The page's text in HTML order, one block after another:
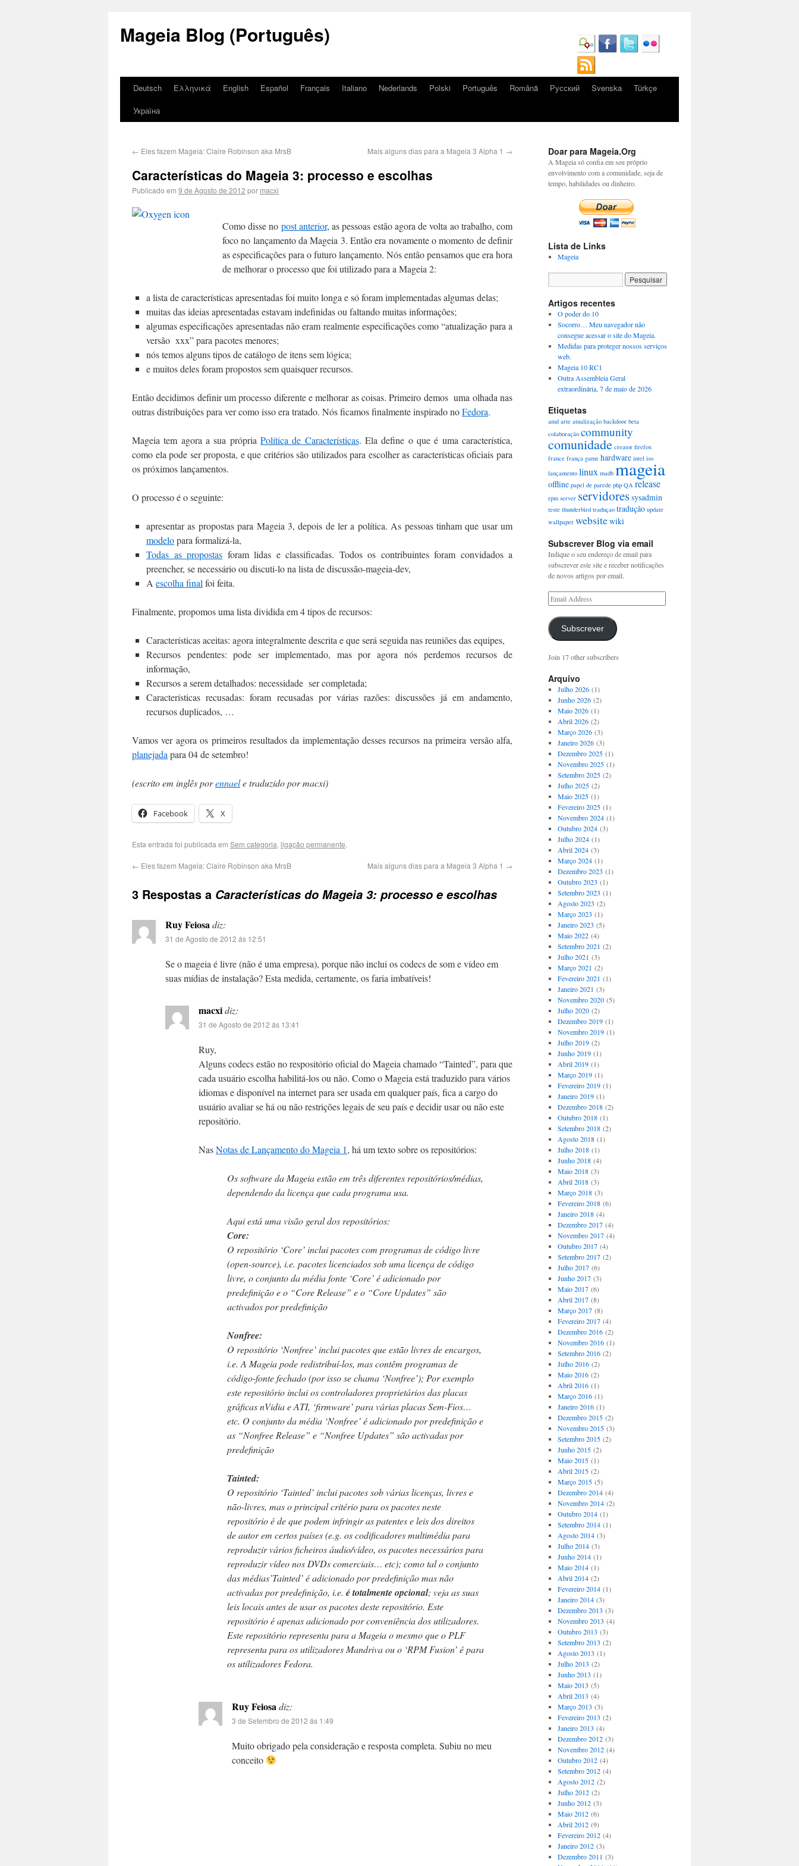
Mageia Blog (Português)
Deutsch Ελληνικά English Español Français Italiano Nederlands Polski Português Română Русский Svenska
Türkçe
Україна
← Eles fazem Mageia: Claire Robinson aka MrsB Mais alguns dias para a Mageia 3 Alpha 1 →
Características do Mageia 3: processo e escolhas
Publicado em 9 de Agosto de 2012 por macxi
Como disse no post anterior, as pessoas estão agora de volta ao trabalho, com
foco no lançamento da Mageia 3. Então era novamente o momento de definir
as especificações para o futuro lançamento. Nós então pensamos que era hora
de melhorar o processo que foi utilizado para a Mageia 2:
a lista de características apresentadas foi muito longa e só foram implementadas algumas delas;
muitas das ideias apresentadas estavam indefinidas ou faltando muitas informações;
algumas especificações apresentadas não eram realmente especificações como “atualização para a
versão xxx” para pacotes menores;
nós temos alguns tipos de catálogo de itens sem lógica;
e muitos deles foram propostos sem quaisquer recursos.
Então decidimos definir um processo diferente e melhorar as coisas. Primeiro demos uma olhada nas
outras distribuições para ver como isso era tratado. Nós ficamos finalmente inspirado noFedora.
Mageia tem agora a sua própria Política de Características. Ela define o que é uma característica,
como ela pode ser proposta, e que critérios são utilizados para escolher as características oficiais para
os próximos lançamentos.
O processo é o seguinte:
apresentar as propostas para Mageia 3, depois de ler a política. As pessoas tinham que usar um
modelopara formalizá-la,
Todas as propostas foram lidas e classificadas. Todos os contribuintes foram convidados a
preencher, se necessário ou discuti-lo na lista de discussão-mageia-dev,
A escolha final foi feita.
Finalmente, propomos uma lista dividida em 4 tipos de recursos:
Características aceitas: agora integralmente descrita e que será seguida nas reuniões das equipes,
Recursos pendentes: pode ser implementado, mas por agora nós perdemos recursos de
informação,
Recursos a serem detalhados: necessidade ser completada;
Características recusadas: foram recusadas por várias razões: discussões já em andamento,
recursos duplicados, …
Vamos ver agora os primeiros resultados da implementação desses recursos na primeira versão alfa,
planejada para 04 de setembro!
(escrito em inglês porennaele traduzido por macxi)
Facebook X
Esta entrada foi publicada em Sem categoria. ligação permanente.
← Eles fazem Mageia: Claire Robinson aka MrsB Mais alguns dias para a Mageia 3 Alpha 1 →
3 Respostas a Características do Mageia 3: processo e escolhas
Ruy Feiosadiz:
31 de Agosto de 2012 ás 12:51
Se o mageia é livre (não é uma empresa), porque não inclui os codecs de som e vídeo em
suas mídias de instalação? Esta medida, certamente, os faria imbatíveis!
macxidiz:
31 de Agosto de 2012 ás 13:41
Ruy,
Alguns codecs estão no respositório oficial do Mageia chamado “Tainted”, para que
cada usuário escolha habilitá-los ou não. Como o Mageia está traduzido para vários
idiomas e disponível na internet para ser usada em qualquer país, fica a cargo do
usuário avaliar se há ou não restrições legais de seu país e decidir usar ou não este
repositório.
NasNotas de Lançamento do Mageia 1, há um texto sobre os repositórios:
Os software da Mageia estão em três diferentes repositórios/médias,
dependendo da licença que cada programa usa.
Aqui está uma visão geral dos repositórios:
Core:
O repositório ‘Core’ inclui pacotes com programas de código livre
(open-source), i.e. pacotes licenciados sob uma licença de código
livre, o conjunto da média fonte ‘Core’ é adicionado por
predefinição e o “Core Release” e o “Core Updates” são
activados por predefinição
Nonfree:
O repositório ‘Nonfree’ inclui pacotes que estão livres de encargos,
i.e. A Mageia pode redistribuí-los, mas contêm programas de
código-fonte fechado (por isso se chama ‘Nonfree’); Por exemplo
este repositório inclui os controladores proprietários das placas
gráficas nVidia e ATI, ‘firmware’ para várias placas Sem-Fios…
etc. O conjunto da média ‘Nonfree’ é adicionado por predefinição e
as “Nonfree Release” e “Nonfree Updates” são activadas por
predefinição
Tainted:
O repositório ‘Tainted’ inclui pacotes sob várias licenças, livres e
não-livres, mas o principal critério para os pacotes neste
repositório é de que podem infringir as patentes e leis dos direitos
de autor em certos países (e.g. os codificadores multimédia para
reproduzir vários ficheiros áudio/vídeo, os pacotes necessários para
reproduzir vídeo nos DVDs comerciais… etc); como tal o conjunto
das médias’Tainted’ é adicionado por predefinição mas não
activadas por predefinição, i.e. é totalmente opcional; veja as suas
leis locais antes de usar os pacotes deste repositório. Este
repositório é apenas adicionado por conveniência dos utilizadores.
Este repositório representa para a Mageia o mesmo que o PLF
representa para os utilizadores Mandriva ou o ‘RPM Fusion’ é para
os utilizadores Fedora.
Ruy Feiosadiz:
3 de Setembro de 2012 ás 1:49
Muito obrigado pela consideração e resposta completa. Subiu no meu
conceito
Doar para Mageia.Org
A Mageia só confia em seu próprio
envolvimento com a comunidade, seja de
tempo, habilidades ou dinheiro.
Lista de Links
Mageia
Artigos recentes
O poder do 10
Socorro… Meu navegador não
consegue acessar o site do Mageia.
Medidas para proteger nossos serviços
web.
Mageia 10 RC1
Outra Assembleia Geral
extraordinária, 7 de maio de 2026
Etiquetas
amd arte atualização backdoor beta
colaboração community
comunidade creator firefox
france frança game hardware intel iso
lançamento linux madb mageia
offline papel de parede php QA release
rpm server servidoressysadmin
teste thunderbird traduçao tradução update
wallpaper websitewiki
Subscrever Blog via email
Indique o seu endereço de email para
subscrever este site e receber notificações
de novos artigos por email.
Subscrever
Join 17 other subscribers
Arquivo
Julho 2026(1)
Junho 2026(2)
Maio 2026(1)
Abril 2026(2)
Março 2026(3)
Janeiro 2026(3)
Dezembro 2025(1)
Novembro 2025(1)
Setembro 2025(2)
Julho 2025(2)
Maio 2025(1)
Fevereiro 2025(1)
Novembro 2024(1)
Outubro 2024(3)
Julho 2024(1)
Abril 2024(3)
Março 2024(1)
Dezembro 2023 (1)
Outubro 2023 (1)
Setembro 2023 (1)
Agosto 2023 (2)
Março 2023 (1)
Janeiro 2023 (5)
Maio 2022(4)
Setembro 2021 (2)
Julho 2021 (3)
Março 2021 (2)
Fevereiro 2021 (1)
Janeiro 2021 (3)
Novembro 2020(5)
Julho 2020(2)
Dezembro 2019(1)
Novembro 2019(1)
Julho 2019(2)
Junho 2019(1)
Abril 2019(1)
Março 2019(1)
Fevereiro 2019(1)
Janeiro 2019(1)
Dezembro 2018(2)
Outubro 2018(1)
Setembro 2018(2)
Agosto 2018(1)
Julho 2018(1)
Junho 2018(4)
Maio 2018(3)
Abril 2018(3)
Março 2018(3)
Fevereiro 2018(6)
Janeiro 2018(4)
Dezembro 2017(4)
Novembro 2017(4)
Outubro 2017(4)
Setembro 2017(2)
Julho 2017(6)
Junho 2017(3)
Maio 2017(6)
Abril 2017(8)
Março 2017(8)
Fevereiro 2017(4)
Dezembro 2016(2)
Novembro 2016(1)
Setembro 2016(2)
Julho 2016(2)
Maio 2016(2)
Abril 2016(1)
Março 2016(1)
Janeiro 2016(1)
Dezembro 2015(2)
Novembro 2015(3)
Setembro 2015(2)
Junho 2015(2)
Maio 2015(1)
Abril 2015(2)
Março 2015(5)
Dezembro 2014(4)
Novembro 2014(2)
Outubro 2014(1)
Setembro 2014(1)
Agosto 2014(3)
Julho 2014(3)
Junho 2014(1)
Maio 2014(1)
Abril 2014(2)
Fevereiro 2014(1)
Janeiro 2014(3)
Dezembro 2013 (3)
Novembro 2013 (4)
Outubro 2013 (3)
Setembro 2013 (2)
Agosto 2013 (1)
Julho 2013 (2)
Junho 2013 (1)
Maio 2013 (5)
Abril 2013 (4)
Março 2013 (3)
Fevereiro 2013 (2)
Janeiro 2013 (4)
Dezembro 2012(3)
Novembro 2012(4)
Outubro 2012(4)
Setembro 2012(4)
Agosto 2012(2)
Julho 2012(2)
Junho 2012(3)
Maio 2012(6)
Abril 2012(9)
Fevereiro 2012(4)
Janeiro 2012(3)
Dezembro 2011 (3)